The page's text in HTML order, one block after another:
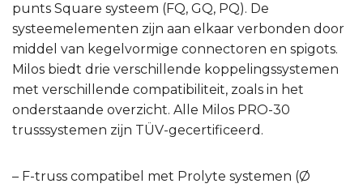
punts Square systeem (FQ, GQ, PQ). De
systeemelementen zijn aan elkaar verbonden door
middel van kegelvormige connectoren en spigots.
Milos biedt drie verschillende koppelingssystemen
met verschillende compatibiliteit, zoals in het
onderstaande overzicht. Alle Milos PRO-30
trusssystemen zijn TÜV-gecertificeerd.
– F-truss compatibel met Prolyte systemen (Ø